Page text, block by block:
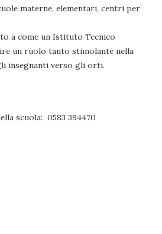
materne, elementari, centri per
a come un Istituto Tecnico
un ruolo tanto stimolante nella
insegnanti verso gli orti.
scuola: 0583 394470